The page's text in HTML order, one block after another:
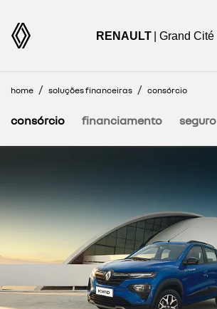
RENAULT | Grand Cité
home soluções financeiras consórcio
consórcio financiamento seguro